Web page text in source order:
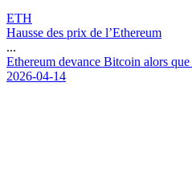
ETH
Hausse des prix de l’Ethereum
...
Ethereum devance Bitcoin alors que
2026-04-14